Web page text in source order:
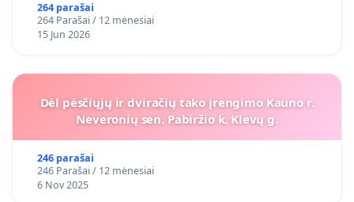
264 parašai
264 Parašai / 12 mėnesiai
15 Jun 2026
Dėl pėsčiųjų ir dviračių tako įrengimo Kauno r.
Neveronių sen. Pabiržio k. Klevų g.
246 parašai
246 Parašai / 12 mėnesiai
6 Nov 2025